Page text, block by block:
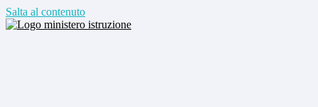
Salta al contenuto